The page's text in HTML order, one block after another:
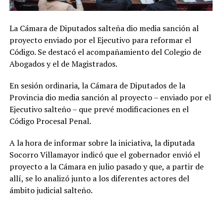
La Cámara de Diputados salteña dio media sanción al
proyecto enviado por el Ejecutivo para reformar el
Código. Se destacó el acompañamiento del Colegio de
Abogados y el de Magistrados.
En sesión ordinaria, la Cámara de Diputados de la
Provincia dio media sanción al proyecto – enviado por el
Ejecutivo salteño – que prevé modificaciones en el
Código Procesal Penal.
A la hora de informar sobre la iniciativa, la diputada
Socorro Villamayor indicó que el gobernador envió el
proyecto a la Cámara en julio pasado y que, a partir de
allí, se lo analizó junto a los diferentes actores del
ámbito judicial salteño.